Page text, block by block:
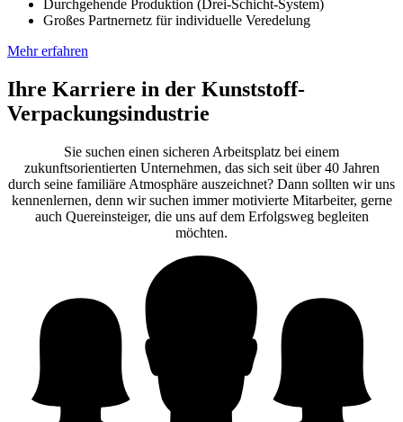
Durchgehende Produktion (Drei-Schicht-System)
Großes Partnernetz für individuelle Veredelung
Mehr erfahren
Ihre Karriere in der Kunststoff-
Verpackungsindustrie
Sie suchen einen sicheren Arbeitsplatz bei einem
zukunftsorientierten Unternehmen, das sich seit über 40 Jahren
durch seine familiäre Atmosphäre auszeichnet? Dann sollten wir uns
kennenlernen, denn wir suchen immer motivierte Mitarbeiter, gerne
auch Quereinsteiger, die uns auf dem Erfolgsweg begleiten
möchten.